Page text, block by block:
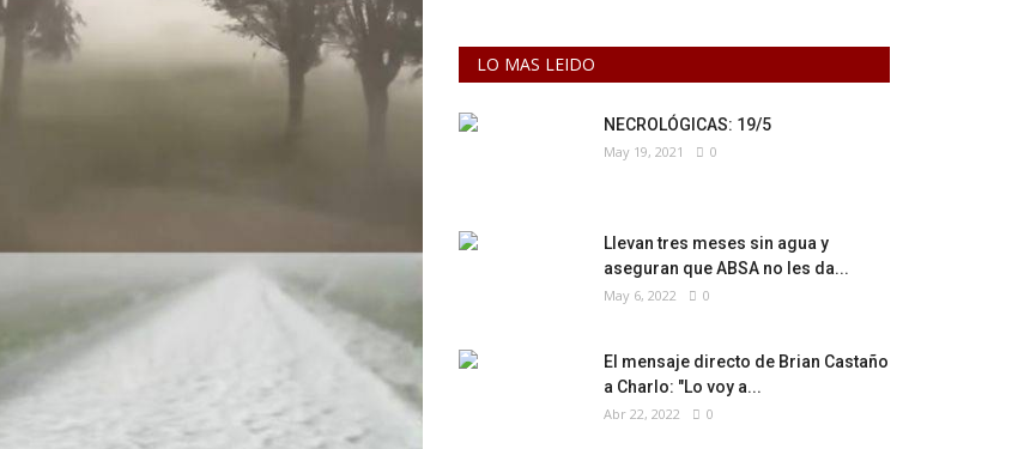
LO MAS LEIDO
NECROLÓGICAS: 19/5
May 19, 2021 0
Llevan tres meses sin agua y
aseguran que ABSA no les da...
May 6, 2022 0
El mensaje directo de Brian Castaño
a Charlo: "Lo voy a...
Abr 22, 2022 0